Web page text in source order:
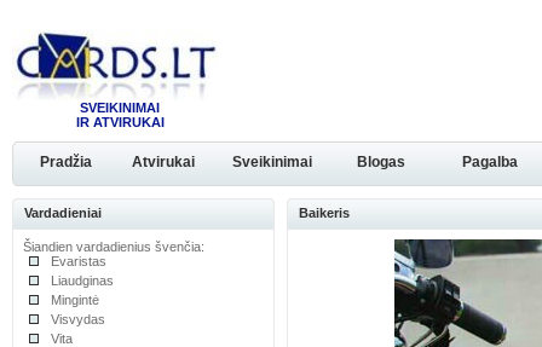
SVEIKINIMAI
IR ATVIRUKAI
Pradžia Atvirukai Sveikinimai Blogas Pagalba
Vardadieniai
Šiandien vardadienius švenčia:
Evaristas
Liaudginas
Mingintė
Visvydas
Vita
Baikeris